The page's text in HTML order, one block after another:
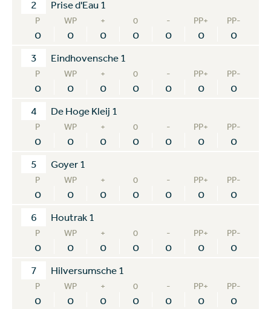
2 Prise d'Eau 1
P WP + 0 - PP+ PP-
0 0 0 0 0 0 0
3 Eindhovensche 1
P WP + 0 - PP+ PP-
0 0 0 0 0 0 0
4 De Hoge Kleij 1
P WP + 0 - PP+ PP-
0 0 0 0 0 0 0
5 Goyer 1
P WP + 0 - PP+ PP-
0 0 0 0 0 0 0
6 Houtrak 1
P WP + 0 - PP+ PP-
0 0 0 0 0 0 0
7 Hilversumsche 1
P WP + 0 - PP+ PP-
0 0 0 0 0 0 0